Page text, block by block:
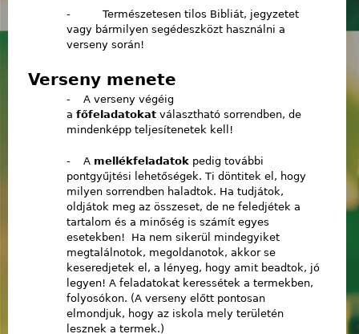
- Természetesen tilos Bibliát, jegyzetet
vagy bármilyen segédeszközt használni a
verseny során!
Verseny menete
- A verseny végéig
a főfeladatokat választható sorrendben, de
mindenképp teljesítenetek kell!
- A mellékfeladatok pedig további
pontgyűjtési lehetőségek. Ti döntitek el, hogy
milyen sorrendben haladtok. Ha tudjátok,
oldjátok meg az összeset, de ne feledjétek a
tartalom és a minőség is számít egyes
esetekben! Ha nem sikerül mindegyiket
megtalálnotok, megoldanotok, akkor se
keseredjetek el, a lényeg, hogy amit beadtok, jó
legyen! A feladatokat keressétek a termekben,
folyosókon. (A verseny előtt pontosan
elmondjuk, hogy az iskola mely területén
lesznek a termek.)